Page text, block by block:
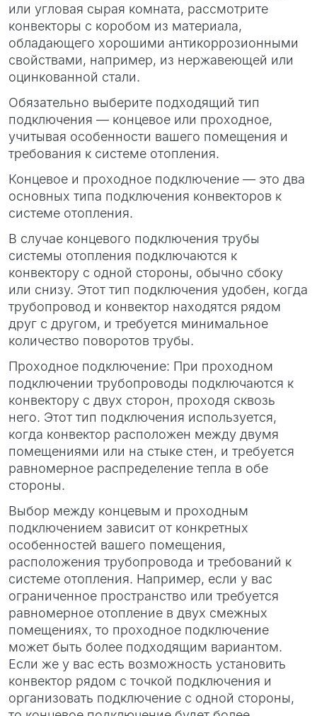
или угловая сырая комната, рассмотрите
конвекторы с коробом из материала,
обладающего хорошими антикоррозионными
свойствами, например, из нержавеющей или
оцинкованной стали.
Обязательно выберите подходящий тип
подключения — концевое или проходное,
учитывая особенности вашего помещения и
требования к системе отопления.
Концевое и проходное подключение — это два
основных типа подключения конвекторов к
системе отопления.
В случае концевого подключения трубы
системы отопления подключаются к
конвектору с одной стороны, обычно сбоку
или снизу. Этот тип подключения удобен, когда
трубопровод и конвектор находятся рядом
друг с другом, и требуется минимальное
количество поворотов трубы.
Проходное подключение: При проходном
подключении трубопроводы подключаются к
конвектору с двух сторон, проходя сквозь
него. Этот тип подключения используется,
когда конвектор расположен между двумя
помещениями или на стыке стен, и требуется
равномерное распределение тепла в обе
стороны.
Выбор между концевым и проходным
подключением зависит от конкретных
особенностей вашего помещения,
расположения трубопровода и требований к
системе отопления. Например, если у вас
ограниченное пространство или требуется
равномерное отопление в двух смежных
помещениях, то проходное подключение
может быть более подходящим вариантом.
Если же у вас есть возможность установить
конвектор рядом с точкой подключения и
организовать подключение с одной стороны,